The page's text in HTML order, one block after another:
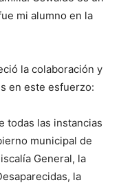
mi alumno en la
la colaboración y
en este esfuerzo:
todas las instancias
municipal de
General, la
la